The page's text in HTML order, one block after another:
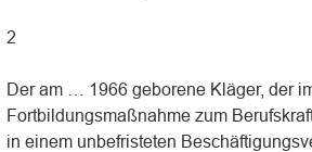
2
Der am … 1966 geborene Kläger, der
Fortbildungsmaßnahme zum
in einem unbefristeten